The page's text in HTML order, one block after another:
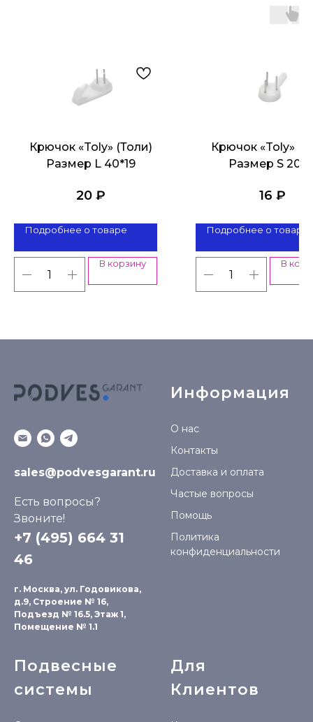
Крючок «Toly» (Толи)
Размер L 40*19
20 ₽
Подробнее о товаре
В корзину
Крючок «Toly»
Размер S
16 ₽
Подробнее о товаре
В
sales@podvesgarant.ru
Есть вопросы?
Звоните!
+7 (495) 664 31
46
г. Москва, ул. Годовикова,
д.9, Строение № 16,
Подъезд № 16.5, Этаж 1,
Помещение № 1.1
Информация
О нас
Контакты
Доставка и оплата
Частые вопросы
Помощь
Политика
конфиденциальности
Подвесные
системы
Для
Клиентов